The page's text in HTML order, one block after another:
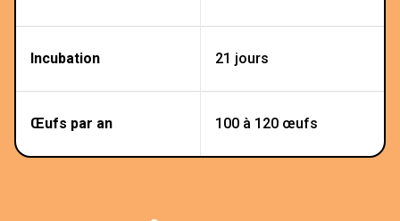
Incubation 21 jours
Œufs par an 100 à 120 œufs